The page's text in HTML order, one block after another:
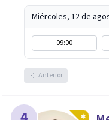
Miércoles, 12 de
09:00
Anterior